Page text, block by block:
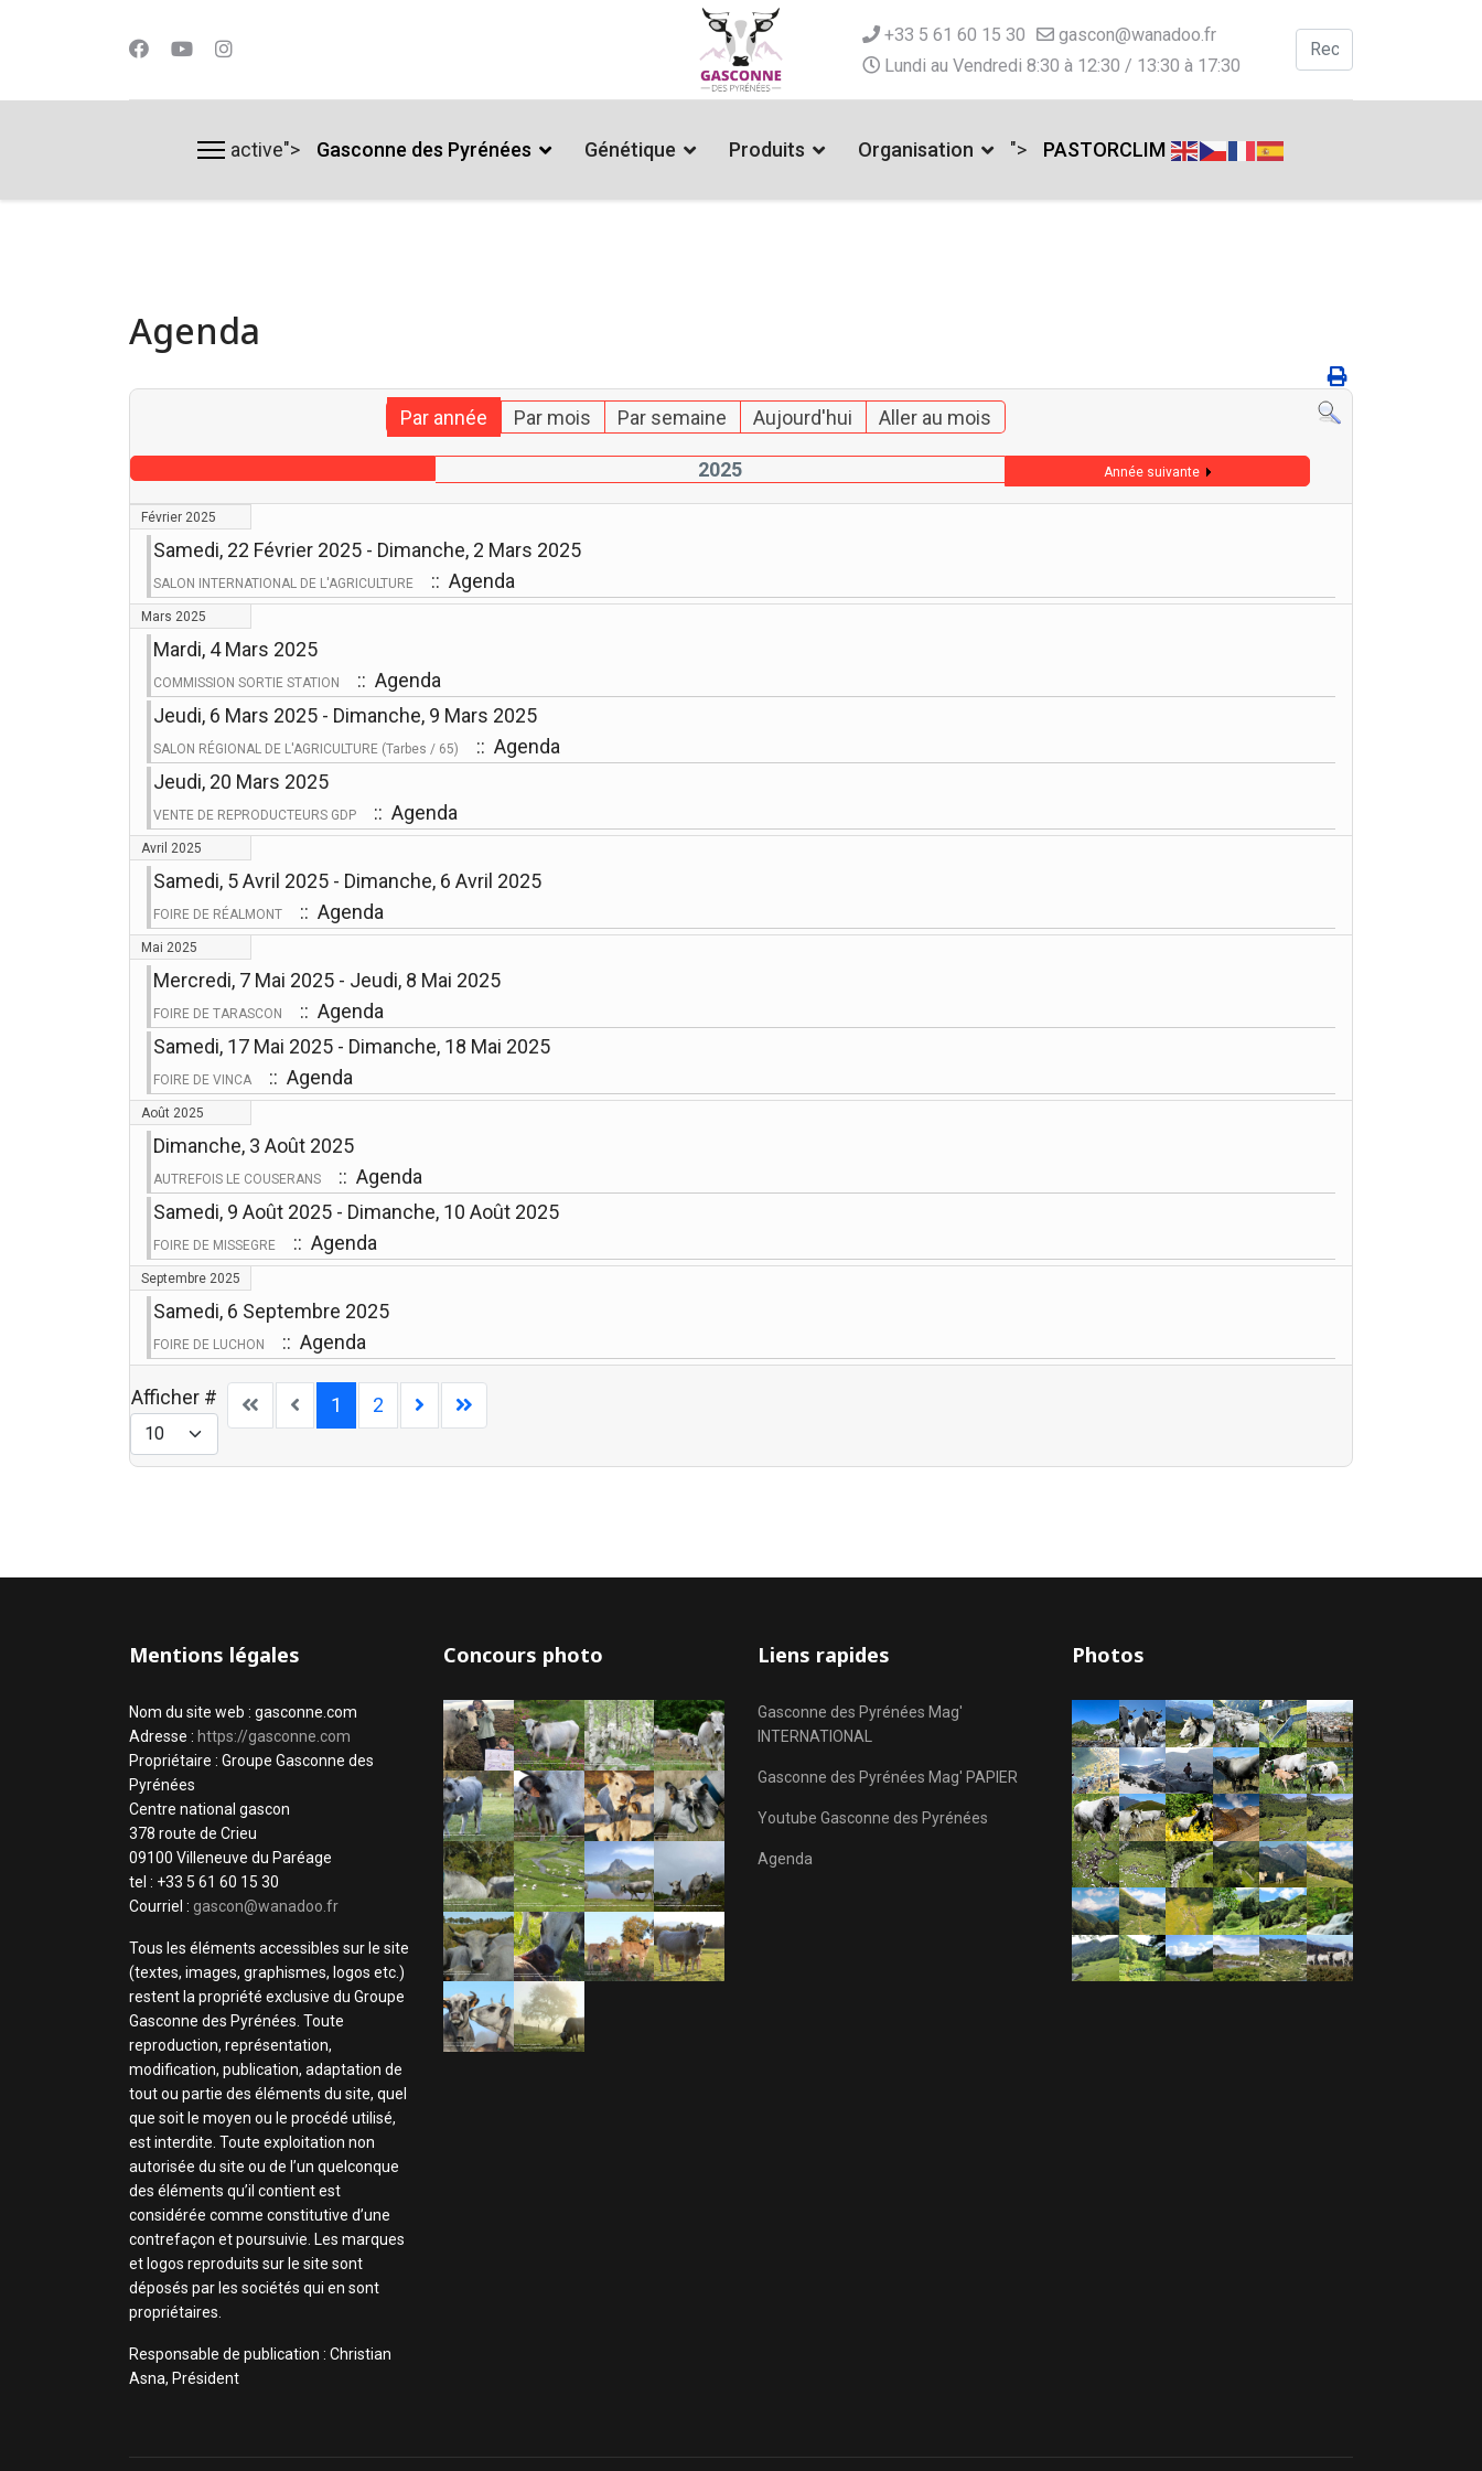
+33 5 61 60 15 30
gascon@wanadoo.fr
Lundi au Vendredi 8:30 à 12:30 / 13:30 à 17:30
Valider
active"> Gasconne des Pyrénées Génétique Produits Organisation "> PASTORCLIM
Agenda
Par année Par mois Par semaine Aujourd'hui Aller au mois
2025 Année suivante
Février 2025
Samedi, 22 Février 2025 - Dimanche, 2 Mars 2025
SALON INTERNATIONAL DE L'AGRICULTURE :: Agenda
Mars 2025
Mardi, 4 Mars 2025
COMMISSION SORTIE STATION
:: Agenda
Jeudi, 6 Mars 2025 - Dimanche, 9 Mars 2025
SALON RÉGIONAL DE L'AGRICULTURE (Tarbes / 65)
:: Agenda
Jeudi, 20 Mars 2025
VENTE DE REPRODUCTEURS GDP :: Agenda
Avril 2025
Samedi, 5 Avril 2025 - Dimanche, 6 Avril 2025
FOIRE DE RÉALMONT :: Agenda
Mai 2025
Mercredi, 7 Mai 2025 - Jeudi, 8 Mai 2025
FOIRE DE TARASCON
:: Agenda
Samedi, 17 Mai 2025 - Dimanche, 18 Mai 2025
FOIRE DE VINCA :: Agenda
Août 2025
Dimanche, 3 Août 2025
AUTREFOIS LE COUSERANS
:: Agenda
Samedi, 9 Août 2025 - Dimanche, 10 Août 2025
FOIRE DE MISSEGRE :: Agenda
Septembre 2025
Samedi, 6 Septembre 2025
FOIRE DE LUCHON :: Agenda
Afficher # 1 2
Mentions légales
Nom du site web : gasconne.com
Adresse : https://gasconne.com
Propriétaire : Groupe Gasconne des
Pyrénées
Centre national gascon
378 route de Crieu
09100 Villeneuve du Paréage
tel : +33 5 61 60 15 30
Courriel : gascon@wanadoo.fr
Tous les éléments accessibles sur le site
(textes, images, graphismes, logos etc.)
restent la propriété exclusive du Groupe
Gasconne des Pyrénées. Toute
reproduction, représentation,
modification, publication, adaptation de
tout ou partie des éléments du site, quel
que soit le moyen ou le procédé utilisé,
est interdite. Toute exploitation non
autorisée du site ou de l’un quelconque
des éléments qu’il contient est
considérée comme constitutive d’une
contrefaçon et poursuivie. Les marques
et logos reproduits sur le site sont
déposés par les sociétés qui en sont
propriétaires.
Responsable de publication : Christian
Asna, Président
Concours photo Liens rapides
Gasconne des Pyrénées Mag'
INTERNATIONAL
Gasconne des Pyrénées Mag' PAPIER
Youtube Gasconne des Pyrénées
Agenda
Photos